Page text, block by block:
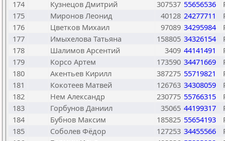
174
Кузнецов Дмитрий 307537 55656536
175
Миронов Леонид 40128 24277711
176
Цветков Михаил 97089 34295984
177
Имыхелова Татьяна 158805 34326154
178
Шалимов Арсентий 3409 44141491
179
Корсо Артем 173590 34471669
180
Акентьев Кирилл 387275 55719821
181
Кокотеев Матвей 126763 34308059
182
Нем Александр 230775 55766315
183
Горбунов Даниил 35065 44199317
184
Бубнов Максим 185825 55654193
185
Соболев Фёдор 127253 34455566